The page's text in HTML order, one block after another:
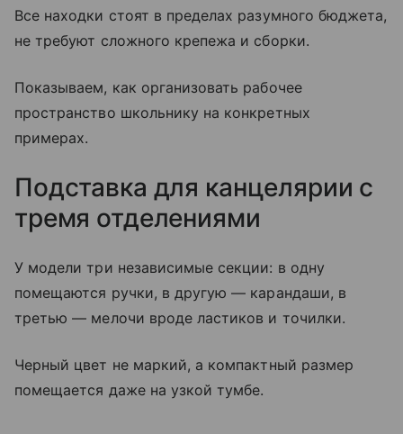
Все находки стоят в пределах разумного бюджета,
не требуют сложного крепежа и сборки.
Показываем, как организовать рабочее
пространство школьнику на конкретных
примерах.
Подставка для канцелярии с
тремя отделениями
У модели три независимые секции: в одну
помещаются ручки, в другую — карандаши, в
третью — мелочи вроде ластиков и точилки.
Черный цвет не маркий, а компактный размер
помещается даже на узкой тумбе.